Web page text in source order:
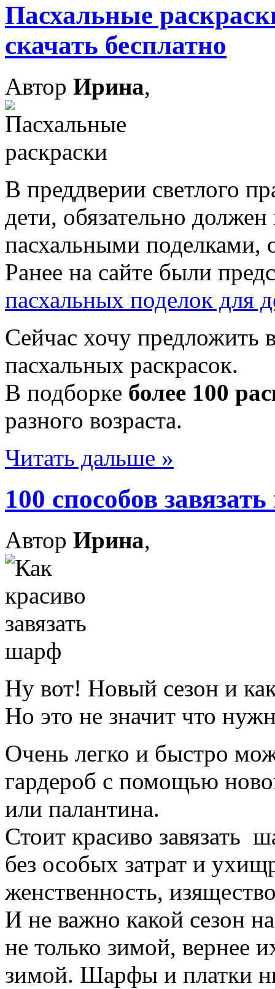
Пасхальные
скачать бесплатно
Автор Ирина,
В преддверии светлого
дети, обязательно
пасхальными поделками,
Ранее на сайте были
пасхальных поделок для
Сейчас хочу предложить
пасхальных раскрасок.
В подборке более 100
разного возраста.
Читать дальше »
100 способов
Автор Ирина,
Ну вот! Новый сезон и
Но это не значит что
Очень легко и быстро
гардероб с помощью
или палантина.
Стоит красиво завязать
без особых затрат и
женственность,
И не важно какой сезон
не только зимой,
зимой. Шарфы и платки